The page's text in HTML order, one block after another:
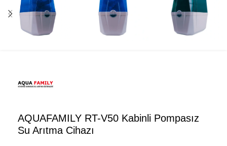
AQUAFAMILY RT-V50 Kabinli Pompasız
Su Arıtma Cihazı